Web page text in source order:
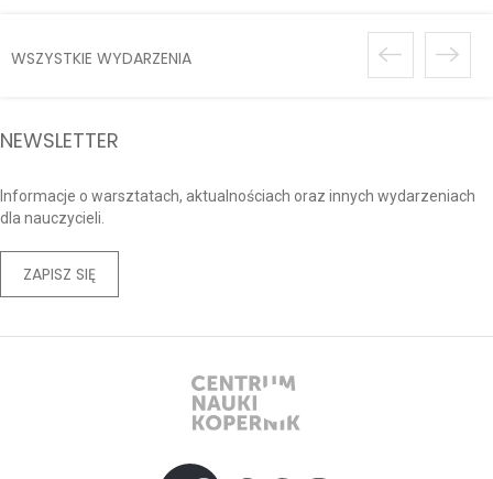
WSZYSTKIE WYDARZENIA
NEWSLETTER
Informacje o warsztatach, aktualnościach oraz innych wydarzeniach
dla nauczycieli.
ZAPISZ SIĘ